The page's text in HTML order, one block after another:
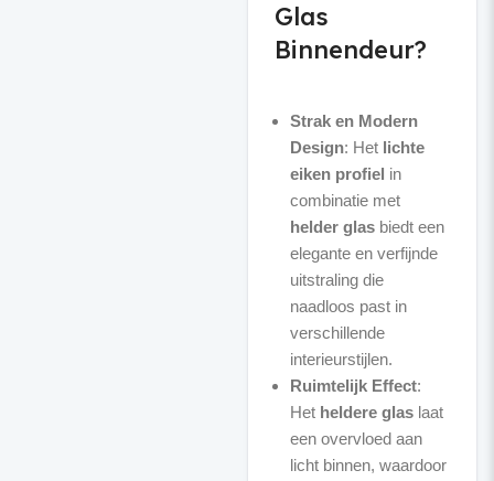
Glas
Binnendeur?
Strak en Modern
Design: Het lichte
eiken profiel in
combinatie met
helder glasbiedt een
elegante en verfijnde
uitstraling die
naadloos past in
verschillende
interieurstijlen.
Ruimtelijk Effect:
Het heldere glaslaat
een overvloed aan
licht binnen, waardoor